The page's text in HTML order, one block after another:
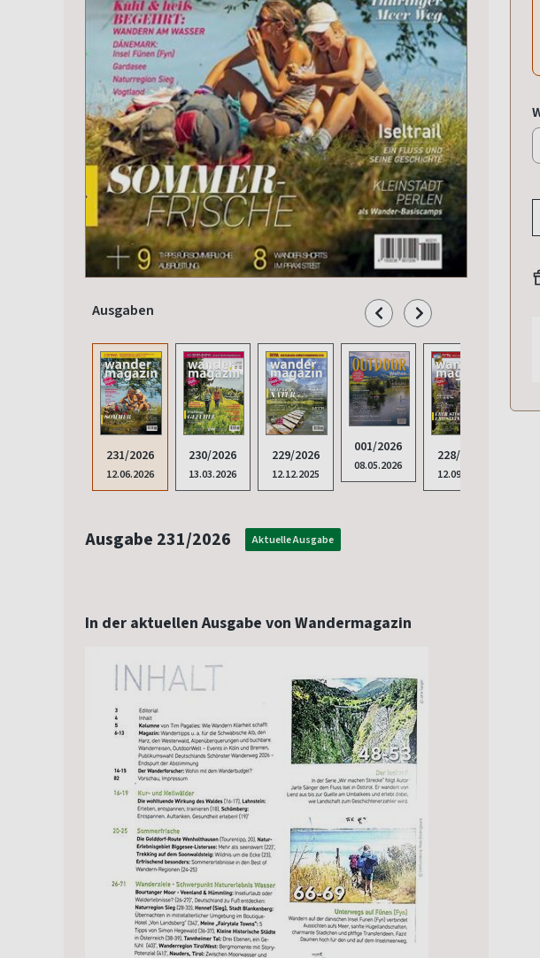
Ausgaben
231/2026
12.06.2026
230/2026
13.03.2026
229/2026
12.12.2025
001/2026
08.05.2026
228/2025
12.09.2025
Ausgabe 231/2026 Aktuelle Ausgabe
In der aktuellen Ausgabe von Wandermagazin